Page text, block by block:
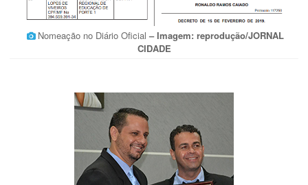
Nomeação no Diário Oficial – Imagem: reprodução/JORNAL
CIDADE